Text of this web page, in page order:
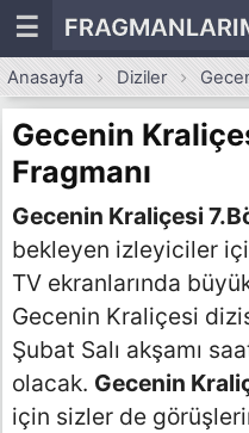
☰
Anasayfa Diziler
Gecenin
Fragmanı
Gecenin Kraliçesi
bekleyen izleyiciler
TV ekranlarında
Gecenin Kraliçesi
Şubat Salı akşamı
olacak. Gecenin
için sizler de